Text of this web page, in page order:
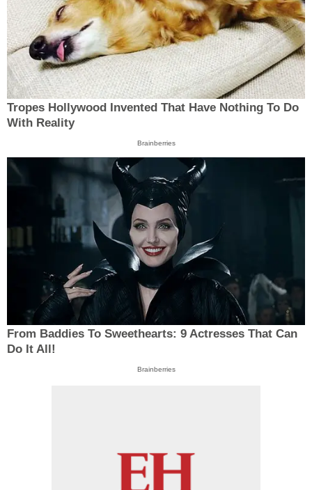
Tropes Hollywood Invented That Have Nothing To Do
With Reality
Brainberries
From Baddies To Sweethearts: 9 Actresses That Can
Do It All!
Brainberries